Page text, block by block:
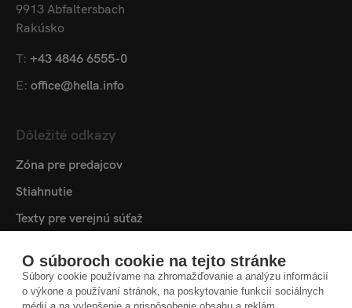
O súboroch cookie na tejto stránke
Súbory cookie používame na zhromažďovanie a analýzu informácií
o výkone a používaní stránok, na poskytovanie funkcií sociálnych
9913 Abfaltersbach
Rakúsko
T: +43 4846 6555-0
E: office@hella.info
Dôležité odkazy
Zóna pre predajcov
Stiahnutie
Texty pre verejnú súťaž
Skontaktujte
Nastavenia cookies